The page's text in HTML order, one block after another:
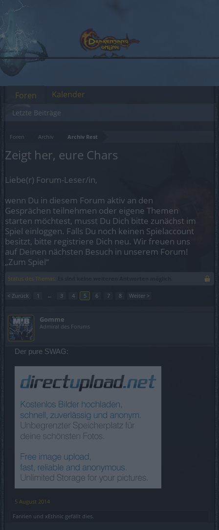
Foren Archiv Archiv Rest
Zeigt her, eure Chars
Liebe(r) Forum-Leser/in,
wenn Du in diesem Forum aktiv an den
Gesprächen teilnehmen oder eigene Themen
starten möchtest, musst Du Dich bitte zunächst im
Spiel einloggen. Falls Du noch keinen Spielaccount
besitzt, bitte registriere Dich neu. Wir freuen uns
auf Deinen nächsten Besuch in unserem Forum!
„Zum Spiel“
Status des Themas:
< Zurück 1 ← 3 4 5 6 7 8 Weiter >
Gomme
Admiral des Forums
Der pure SWAG:
5 August 2014
Fanrien und xEthnic gefällt dies.
Foren
Letzte Beiträge
Kalender